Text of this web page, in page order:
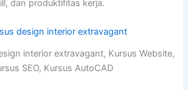
dan produktifitas kerja.
interior extravagant, Kursus Website,
SEO, Kursus AutoCAD